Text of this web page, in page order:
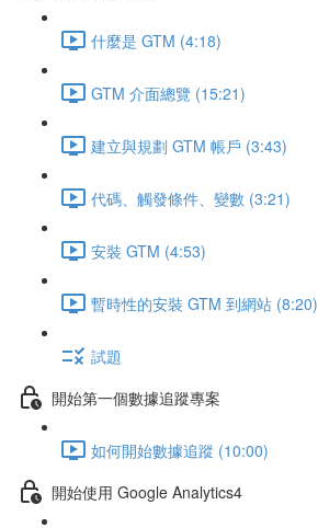
什麼是 GTM (4:18)
GTM 介面總覽 (15:21)
建立與規劃 GTM 帳戶 (3:43)
代碼、觸發條件、變數 (3:21)
安裝 GTM (4:53)
暫時性的安裝 GTM 到網站 (8:20)
試題
開始第一個數據追蹤專案
如何開始數據追蹤 (10:00)
開始使用 Google Analytics4